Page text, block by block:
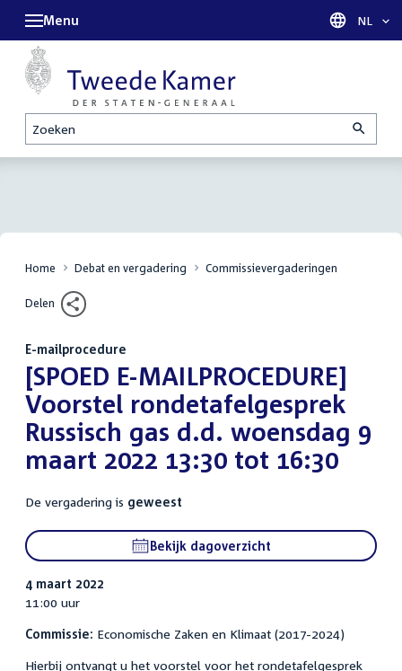
Zoeken
Menu Taal
NL
Home Debat en vergadering Commissievergaderingen
Delen
E-mailprocedure
:[SPOED E-MAILPROCEDURE]
Voorstel rondetafelgesprek
Russisch gas d.d. woensdag 9
maart 2022 13:30 tot 16:30
De vergadering is geweest
Bekijk dagoverzicht
4 maart 2022
11:00 uur
Commissie: Economische Zaken en Klimaat (2017-2024)
Hierbij ontvangt u het voorstel voor het rondetafelgesprek